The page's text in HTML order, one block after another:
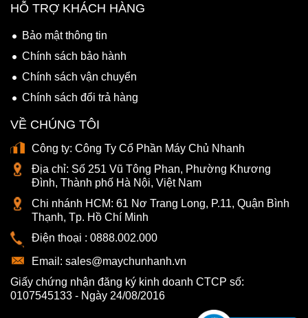
HỖ TRỢ KHÁCH HÀNG
Bảo mật thông tin
Chính sách bảo hành
Chính sách vận chuyển
Chính sách đổi trả hàng
VỀ CHÚNG TÔI
Công ty: Công Ty Cổ Phần Máy Chủ Nhanh
Địa chỉ: Số 251 Vũ Tông Phan, Phường Khương
Đình, Thành phố Hà Nội, Việt Nam
Chi nhánh HCM: 61 Nơ Trang Long, P.11, Quận Bình
Thạnh, Tp. Hồ Chí Minh
Điện thoại : 0888.002.000
Email: sales@maychunhanh.vn
Giấy chứng nhận đăng ký kinh doanh CTCP số:
0107545133 - Ngày 24/08/2016